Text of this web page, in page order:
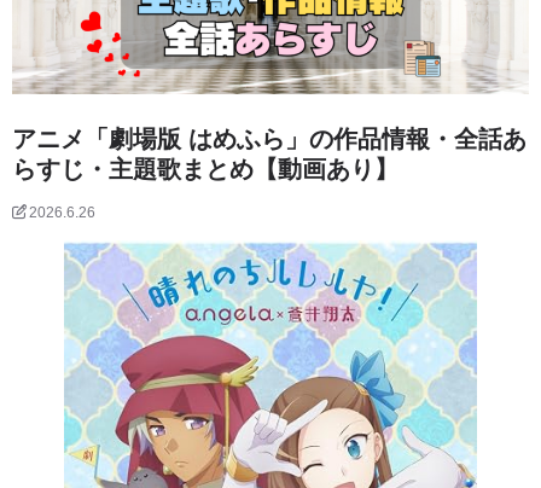
アニメ「劇場版 はめふら」の作品情報・全話あ
らすじ・主題歌まとめ【動画あり】
2026.6.26